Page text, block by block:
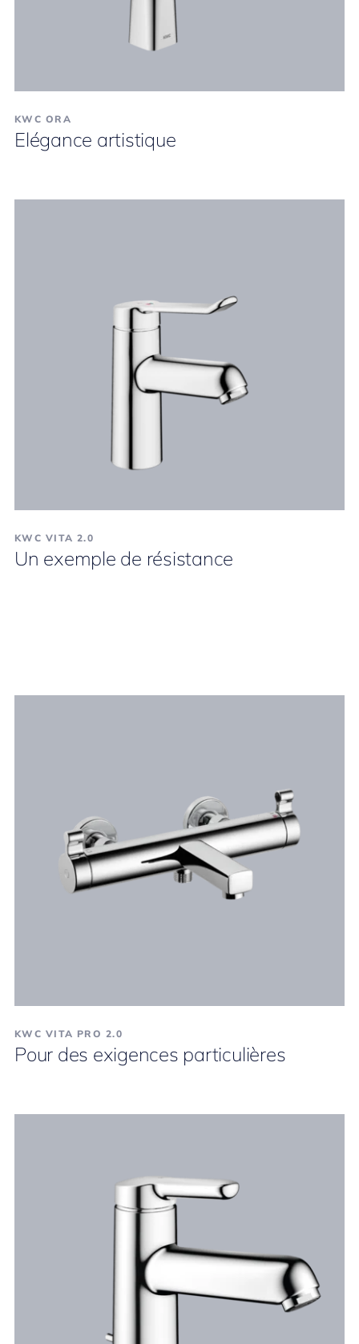
KWC ORA
Elégance artistique
KWC VITA 2.0
Un exemple de résistance
KWC VITA PRO 2.0
Pour des exigences particulières